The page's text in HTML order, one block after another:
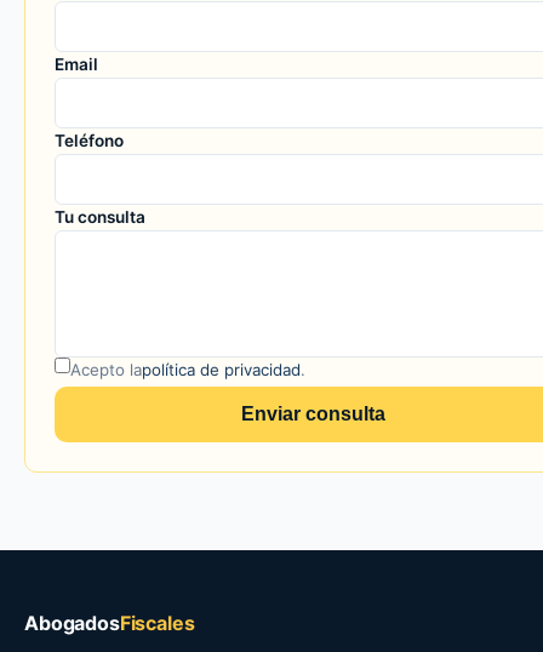
Email
Teléfono
Tu consulta
Acepto lapolítica de privacidad.
Enviar consulta
AbogadosFiscales